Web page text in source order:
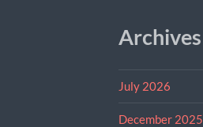
Archives
July 2026
December 2025